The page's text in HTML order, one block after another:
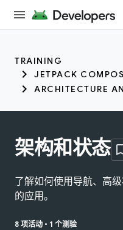
TRAINING
JETPACK
ARCHITECTURE
架构和状态
了解如何使用导航、高
的应用。
8 项活动 • 1 个测验